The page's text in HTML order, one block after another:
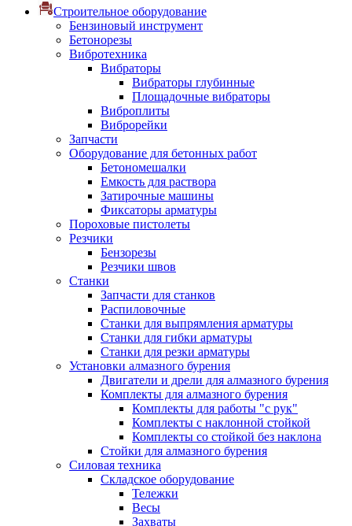
Строительное оборудование
Бензиновый инструмент
Бетонорезы
Вибротехника
Вибраторы
Вибраторы глубинные
Площадочные вибраторы
Виброплиты
Виброрейки
Запчасти
Оборудование для бетонных работ
Бетономешалки
Емкость для раствора
Затирочные машины
Фиксаторы арматуры
Пороховые пистолеты
Резчики
Бензорезы
Резчики швов
Станки
Запчасти для станков
Распиловочные
Станки для выпрямления арматуры
Станки для гибки арматуры
Станки для резки арматуры
Установки алмазного бурения
Двигатели и дрели для алмазного бурения
Комплекты для алмазного бурения
Комплекты для работы "с рук"
Комплекты с наклонной стойкой
Комплекты со стойкой без наклона
Стойки для алмазного бурения
Силовая техника
Складское оборудование
Тележки
Весы
Захваты